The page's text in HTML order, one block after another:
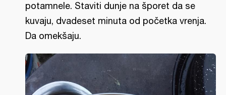
potamnele. Staviti dunje na šporet da se
kuvaju, dvadeset minuta od početka vrenja.
Da omekšaju.